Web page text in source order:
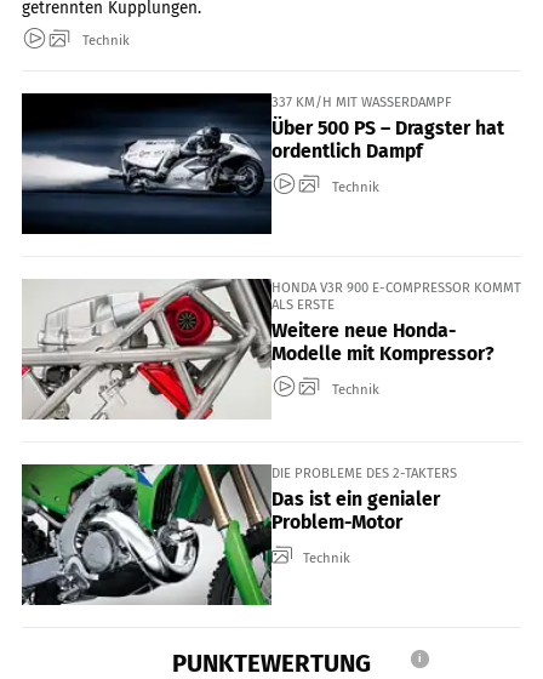
getrennten Kupplungen.
Technik
337 KM/H MIT WASSERDAMPF
Über 500 PS – Dragster hat
ordentlich Dampf
Technik
HONDA V3R 900 E-COMPRESSOR KOMMT
ALS ERSTE
Weitere neue Honda-
Modelle mit Kompressor?
Technik
DIE PROBLEME DES 2-TAKTERS
Das ist ein genialer
Problem-Motor
Technik
PUNKTEWERTUNG i